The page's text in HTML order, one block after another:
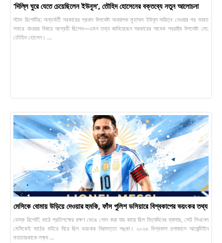
‘দিল্লি ঘুরে যেতে চেয়েছিলেন ইউনূস’, তৌহিদ হোসেনের বক্তব্যে নতুন আলোচনা
স্টাফ রিপোর্টার: অন্তর্বর্তী সরকারের প্রধান উপদেষ্টা অধ্যাপক মুহাম্মদ ইউনূস দায়িত্ব নেওয়ার পর ভারত
সফরে যাওয়ার বিষয়ে আগ্রহী ছিলেন—এমন তথ্য জানিয়েছেন সরকারের সাবেক পররাষ্ট্র উপদেষ্টা মো.
তৌহিদ হোসেন। ...
মেসিকে বোমায় উড়িয়ে দেওয়ার হুমকি, ফাঁস পুলিশ ডসিয়ারে বিশ্বকাপের ভয়ংকর তথ্য
ডেস্ক রিপোর্ট: মাঠে প্রতিপক্ষের রক্ষণ ভেঙে গোল করা যার কাছে ছিল নিত্যদিনের ব্যাপার, সেই লিওনেল
মেসিকেই মাঠের বাইরে ঘিরে ছিল ভয়ংকর নিরাপত্তা শঙ্কা। ২০২৬ বিশ্বকাপ চলাকালে আর্জেন্টাইন
মহাতারকাকে লক্ষ্য ...